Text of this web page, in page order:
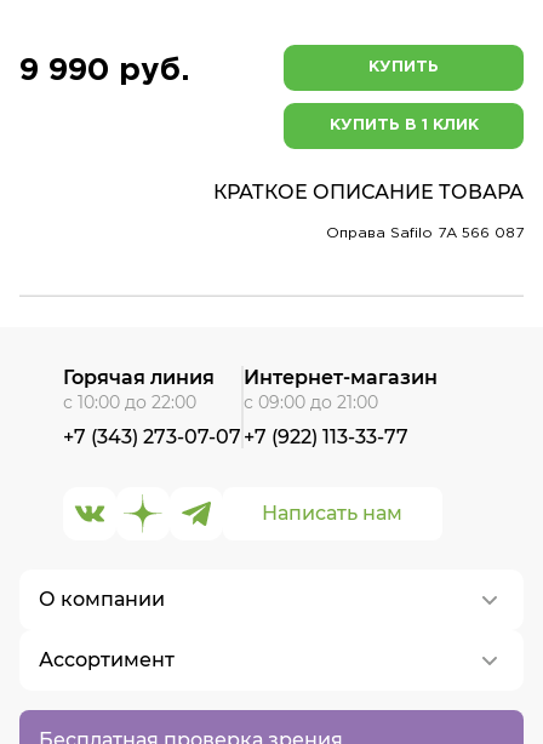
9 990 руб. КУПИТЬ
КУПИТЬ В 1 КЛИК
КРАТКОЕ ОПИСАНИЕ ТОВАРА
Оправа Safilo 7A 566 087
Бесплатная проверка зрения
О компании
О нас
Контакты
Ассортимент
Написать нам
Горячая линия
с 10:00 до 22:00
+7 (343) 273-07-07
Интернет-магазин
с 09:00 до 21:00
+7 (922) 113-33-77